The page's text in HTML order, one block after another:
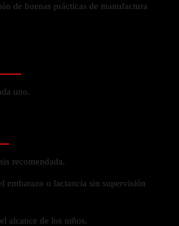
de buenas prácticas de manufactura
uno.
recomendada.
embarazo o lactancia sin supervisión
alcance de los niños.